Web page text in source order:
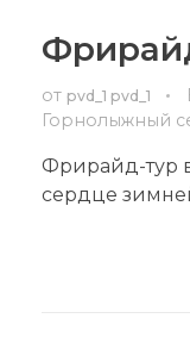
от pvd_1 pvd_1
Горнолыжный
Фрирайд-тур
сердце